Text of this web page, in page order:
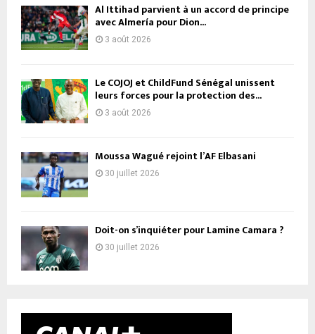
Al Ittihad parvient à un accord de principe
avec Almería pour Dion...
3 août 2026
Le COJOJ et ChildFund Sénégal unissent
leurs forces pour la protection des...
3 août 2026
Moussa Wagué rejoint l’AF Elbasani
30 juillet 2026
Doit-on s’inquiéter pour Lamine Camara ?
30 juillet 2026